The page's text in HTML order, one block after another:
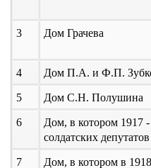
3 Дом Грачева
4 Дом П.А. и Ф.П.
5 Дом С.Н. Полушина
6
Дом, в котором 1917
солдатских депутатов
7
Дом, в котором в